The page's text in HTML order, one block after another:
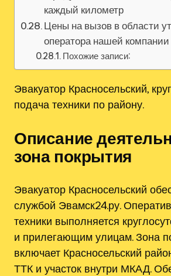
каждый километр
Цены на вызов в области
оператора нашей компании
Похожие записи:
Эвакуатор Красносельский,
подача техники по району.
Описание
зона покрытия
Эвакуатор Красносельский
службой Эвамск24.ру.
техники выполняется
и прилегающим улицам. Зона
включает Красносельский
ТТК и участок внутри МКАД.